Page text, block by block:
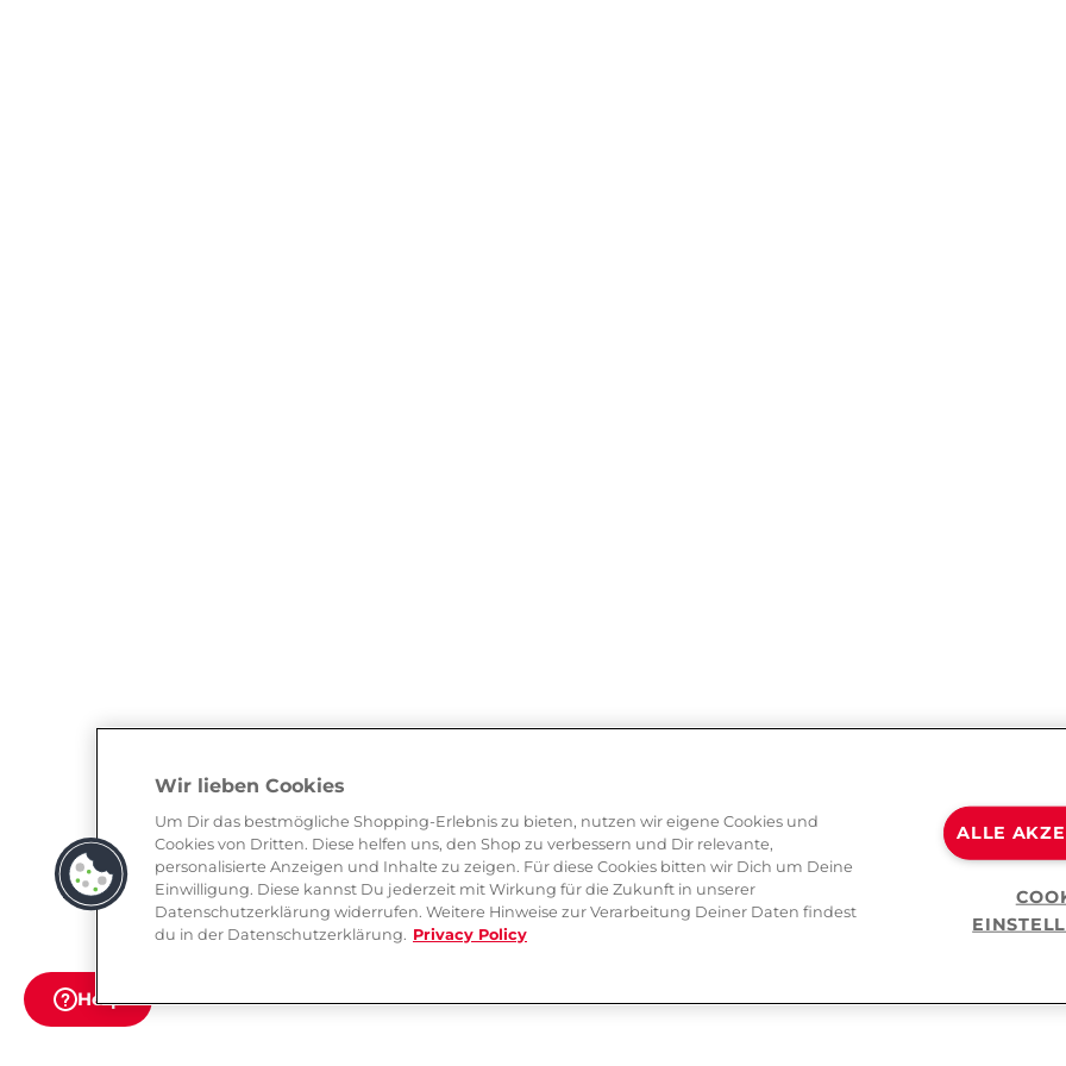
Help
Wir lieben Cookies
Um Dir das bestmögliche Shopping-Erlebnis zu bieten, nutzen wir eigene Cookies und
Cookies von Dritten. Diese helfen uns, den Shop zu verbessern und Dir relevante,
personalisierte Anzeigen und Inhalte zu zeigen. Für diese Cookies bitten wir Dich um Deine
Einwilligung. Diese kannst Du jederzeit mit Wirkung für die Zukunft in unserer
Datenschutzerklärung widerrufen. Weitere Hinweise zur Verarbeitung Deiner Daten findest
du in der Datenschutzerklärung. Privacy Policy
ALLE